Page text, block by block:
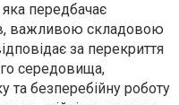
яка передбачає
важливою складовою
за перекриття
середовища,
та безперебійну роботу